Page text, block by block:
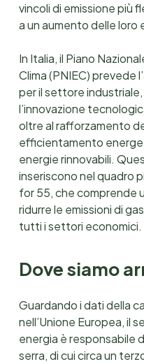
vincoli di emissione più
a un aumento delle loro
In Italia, il Piano
Clima (PNIEC) prevede
per il settore
l’innovazione
oltre al rafforzamento
efficientamento
energie rinnovabili.
inseriscono nel quadro
for 55, che comprende
ridurre le emissioni di
tutti i settori economici.
Dove siamo
Guardando i dati della
nell’Unione Europea, il
energia è responsabile
serra, di cui circa un